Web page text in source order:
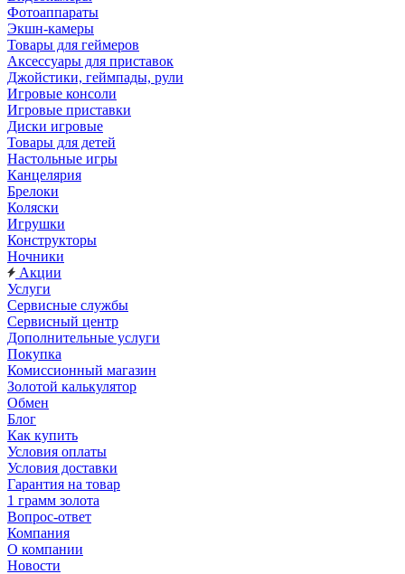
Фотоаппараты
Экшн-камеры
Товары для геймеров
Аксессуары для приставок
Джойстики, геймпады, рули
Игровые консоли
Игровые приставки
Диски игровые
Товары для детей
Настольные игры
Канцелярия
Брелоки
Коляски
Игрушки
Конструкторы
Ночники
Акции
Услуги
Сервисные службы
Сервисный центр
Дополнительные услуги
Покупка
Комиссионный магазин
Золотой калькулятор
Обмен
Блог
Как купить
Условия оплаты
Условия доставки
Гарантия на товар
1 грамм золота
Вопрос-ответ
Компания
О компании
Новости